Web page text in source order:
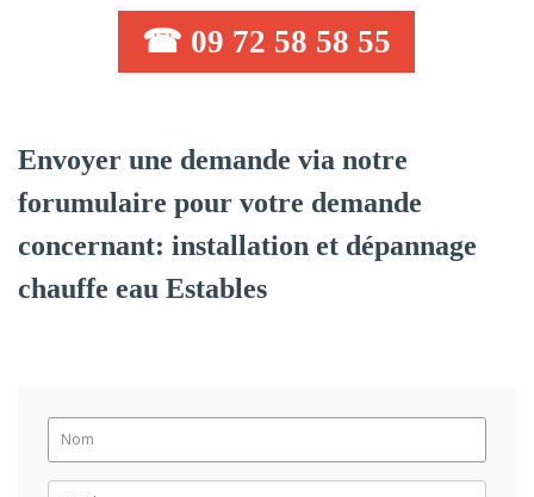
☎ 09 72 58 58 55
Envoyer une demande via notre
forumulaire pour votre demande
concernant: installation et dépannage
chauffe eau Estables